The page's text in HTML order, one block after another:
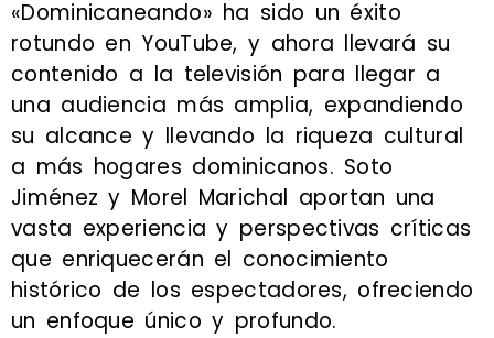
«Dominicaneando» ha sido un éxito
rotundo en YouTube, y ahora llevará su
contenido a la televisión para llegar a
una audiencia más amplia, expandiendo
su alcance y llevando la riqueza cultural
a más hogares dominicanos. Soto
Jiménez y Morel Marichal aportan una
vasta experiencia y perspectivas críticas
que enriquecerán el conocimiento
histórico de los espectadores, ofreciendo
un enfoque único y profundo.